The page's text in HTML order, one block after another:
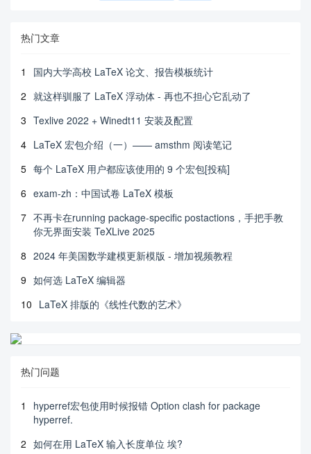
热门文章
1
国内大学高校 LaTeX 论文、报告模板统计
2 就这样驯服了 LaTeX 浮动体 - 再也不担心它乱动了
3 Texlive 2022 + Winedt11 安装及配置
4 LaTeX 宏包介绍（一）—— amsthm 阅读笔记
5 每个 LaTeX 用户都应该使用的 9 个宏包[投稿]
6 exam-zh：中国试卷 LaTeX 模板
7 不再卡在running package-specific postactions，手把手教
你无界面安装 TeXLive 2025
8 2024 年美国数学建模更新模版 - 增加视频教程
9 如何选 LaTeX 编辑器
10 LaTeX 排版的《线性代数的艺术》
热门问题
1
hyperref宏包使用时候报错 Option clash for package
hyperref.
2 如何在用 LaTeX 输入长度单位 埃?